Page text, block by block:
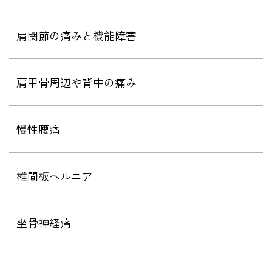
肩関節の痛みと機能障害
肩甲骨周辺や背中の痛み
慢性腰痛
椎間板ヘルニア
坐骨神経痛